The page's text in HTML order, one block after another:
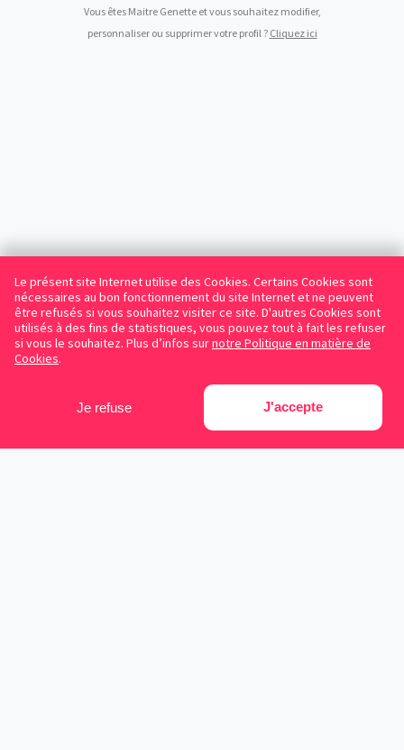
Le présent site Internet utilise des Cookies. Certains Cookies sont
nécessaires au bon fonctionnement du site Internet et ne peuvent
être refusés si vous souhaitez visiter ce site. D'autres Cookies sont
utilisés à des fins de statistiques, vous pouvez tout à fait les refuser
si vous le souhaitez. Plus d’infos surnotre Politique en matière de
Cookies.
Je refuse J'accepte
Vous êtes Maitre Genette et vous souhaitez modifier,
personnaliser ou supprimer votre profil ? Cliquez ici